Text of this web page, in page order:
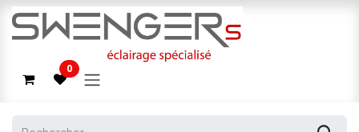
Se rendre au contenu
0